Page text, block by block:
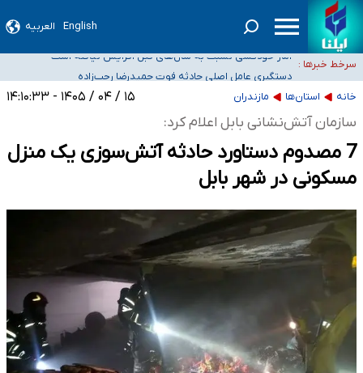
English العربیه
سرخط خبرها :
سیدحسن خمینی عزادار شد
دستگیری عامل اصلی حادثه فوت حمیدرضا رجب‌زاده
نباید تفسیرهای سلیقه‌ای از مواضع رسمی کشور ارائه شود
و کشورمان نیست/ نظام سلامت جلوی این رویه را بگیرد
خانه استان‌ها مازندران ۱۵ / ۰۴ / ۱۴۰۵ - ۱۴:۱۰:۳۳
سازمان آتش‌نشانی بابل اعلام کرد:
7 مصدوم دستاورد حادثه آتش‌سوزی یک منزل
مسکونی در شهر بابل